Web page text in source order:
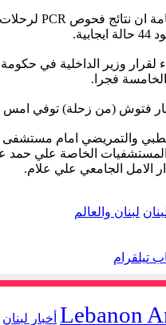
فجرا.
فتوش (من زحلة) توفي امس
والتمريضي امام
الخاصة علي حمد
الامل الجامعي علي علام.
لبنان والعالم
تيلقرام
Lebanon أخبار لبنان